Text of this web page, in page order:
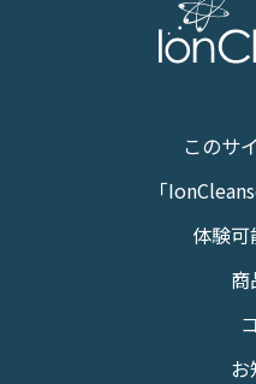
このサ
「
体験
商
お